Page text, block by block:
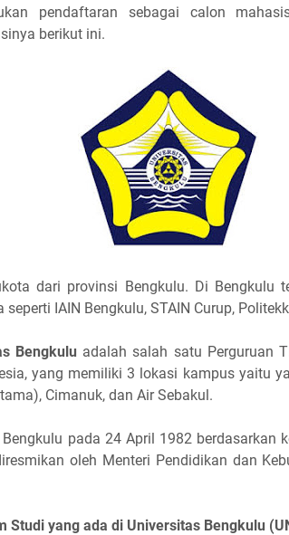
pendaftaran sebagai calon
berikut ini.
dari provinsi Bengkulu. Di Bengkulu
IAIN Bengkulu, STAIN Curup,
Bengkulu adalah salah satu Perguruan
yang memiliki 3 lokasi kampus yaitu
Cimanuk, dan Air Sebakul.
pada 24 April 1982 berdasarkan
oleh Menteri Pendidikan dan
Studi yang ada di Universitas Bengkulu